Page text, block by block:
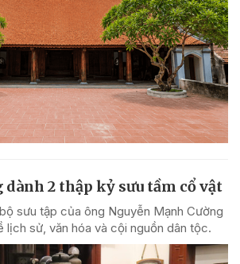
dành 2 thập kỷ sưu tầm cổ vật
sưu tập của ông Nguyễn Mạnh Cường
lịch sử, văn hóa và cội nguồn dân tộc.